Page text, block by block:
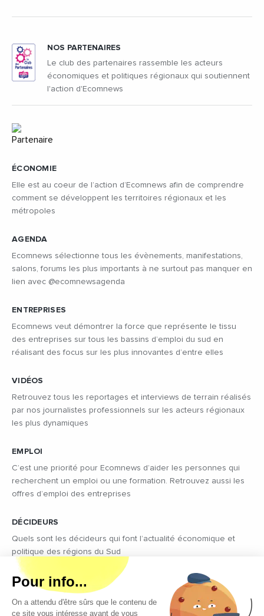
ÉCONOMIE
Elle est au coeur de l’action d’Ecomnews afin de comprendre
comment se développent les territoires régionaux et les
métropoles
AGENDA
Ecomnews sélectionne tous les évènements, manifestations,
salons, forums les plus importants à ne surtout pas manquer en
lien avec @ecomnewsagenda
ENTREPRISES
Ecomnews veut démontrer la force que représente le tissu
des entreprises sur tous les bassins d’emploi du sud en
réalisant des focus sur les plus innovantes d’entre elles
VIDÉOS
Retrouvez tous les reportages et interviews de terrain réalisés
par nos journalistes professionnels sur les acteurs régionaux
les plus dynamiques
EMPLOI
C’est une priorité pour Ecomnews d’aider les personnes qui
recherchent un emploi ou une formation. Retrouvez aussi les
offres d’emploi des entreprises
DÉCIDEURS
Quels sont les décideurs qui font l’actualité économique et
politique des régions du Sud
NOS PARTENAIRES
Le club des partenaires rassemble les acteurs
économiques et politiques régionaux qui soutiennent
l'action d'Ecomnews